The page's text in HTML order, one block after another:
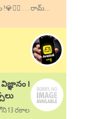
. . . రామ్...
౹
13 రకాల